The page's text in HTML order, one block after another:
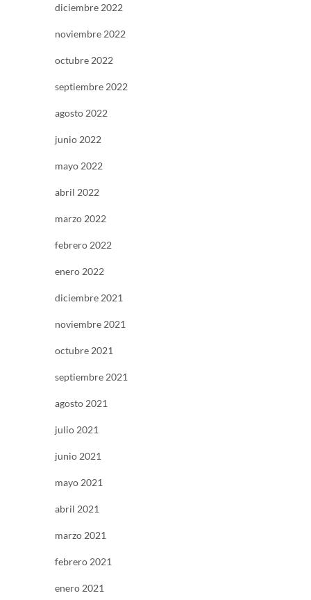
diciembre 2022
noviembre 2022
octubre 2022
septiembre 2022
agosto 2022
junio 2022
mayo 2022
abril 2022
marzo 2022
febrero 2022
enero 2022
diciembre 2021
noviembre 2021
octubre 2021
septiembre 2021
agosto 2021
julio 2021
junio 2021
mayo 2021
abril 2021
marzo 2021
febrero 2021
enero 2021